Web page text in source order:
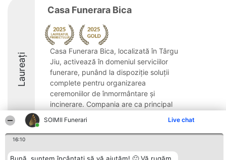
SOIMII Funerari Live chat
16:10
Laureați
Casa Funerara Bica
Casa Funerara Bica, localizată în Târgu
Jiu, activează în domeniul serviciilor
funerare, punând la dispoziție soluții
complete pentru organizarea
ceremoniilor de înmormântare și
incinerare. Compania are ca principal
8.7